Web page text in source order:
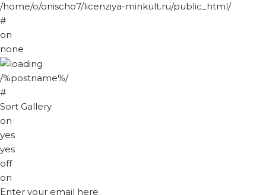
/home/o/onischo7/licenziya-minkult.ru/public_html/
#
on
none
/%postname%/
#
Sort Gallery
on
yes
yes
off
on
Enter your email here